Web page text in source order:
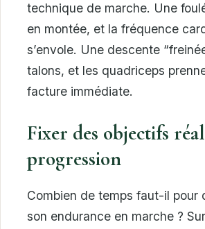
technique de marche. Une
en montée, et la fréquence
s’envole. Une descente
talons, et les quadriceps
facture immédiate.
Fixer des objectifs
progression
Combien de temps faut-il pour
son endurance en marche ?